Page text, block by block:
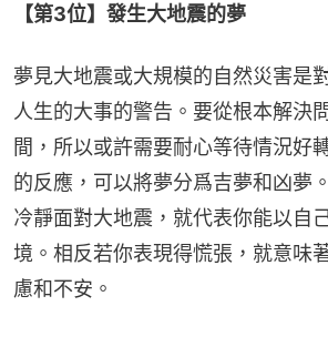
【第3位】發生大地震的夢
夢見大地震或大規模的自然災害是
人生的大事的警告。要從根本解決
間，所以或許需要耐心等待情況好
的反應，可以將夢分爲吉夢和凶夢
冷靜面對大地震，就代表你能以自
境。相反若你表現得慌張，就意味
慮和不安。